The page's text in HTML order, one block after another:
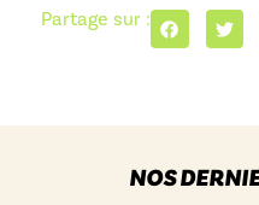
Partage sur :
NOS